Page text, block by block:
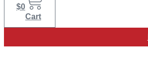
$0
Cart